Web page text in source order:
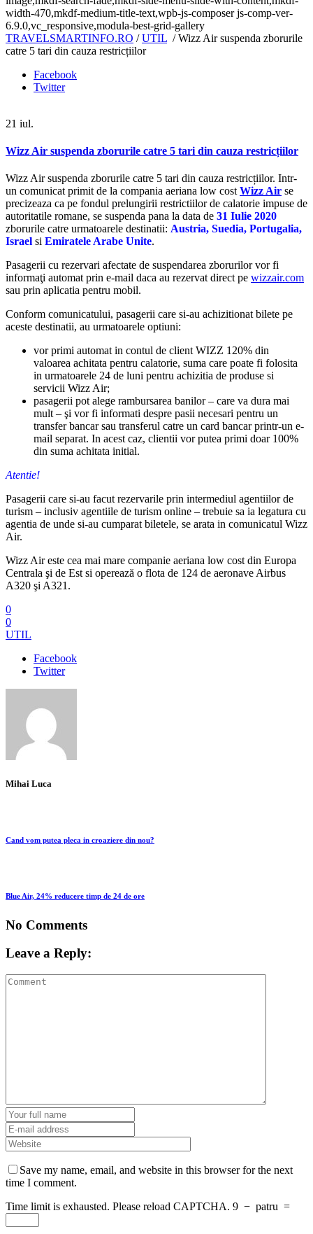
width-470,mkdf-medium-title-text,wpb-js-composer js-comp-ver-
6.9.0,vc_responsive,modula-best-grid-gallery
TRAVELSMARTINFO.RO /UTIL /Wizz Air suspenda zborurile
catre 5 tari din cauza restricțiilor
Facebook
Twitter
21 iul.
Wizz Air suspenda zborurile catre 5 tari din cauza restricțiilor
Wizz Air suspenda zborurile catre 5 tari din cauza restricțiilor. Intr-
un comunicat primit de la compania aeriana low cost Wizz Air se
precizeaza ca pe fondul prelungirii restrictiilor de calatorie impuse de
autoritatile romane, se suspenda pana la data de 31 Iulie 2020
zborurile catre urmatoarele destinatii: Austria, Suedia, Portugalia,
Israel si Emiratele Arabe Unite.
Pasagerii cu rezervari afectate de suspendarea zborurilor vor fi
informaţi automat prin e-mail daca au rezervat direct pe wizzair.com
sau prin aplicatia pentru mobil.
Conform comunicatului, pasagerii care si-au achizitionat bilete pe
aceste destinatii, au urmatoarele optiuni:
vor primi automat in contul de client WIZZ 120% din
valoarea achitata pentru calatorie, suma care poate fi folosita
in urmatoarele 24 de luni pentru achizitia de produse si
servicii Wizz Air;
pasagerii pot alege rambursarea banilor – care va dura mai
mult – şi vor fi informati despre pasii necesari pentru un
transfer bancar sau transferul catre un card bancar printr-un e-
mail separat. In acest caz, clientii vor putea primi doar 100%
din suma achitata initial.
Atentie!
Pasagerii care si-au facut rezervarile prin intermediul agentiilor de
turism – inclusiv agentiile de turism online – trebuie sa ia legatura cu
agentia de unde si-au cumparat biletele, se arata in comunicatul Wizz
Air.
Wizz Air este cea mai mare companie aeriana low cost din Europa
Centrala şi de Est si operează o flota de 124 de aeronave Airbus
A320 şi A321.
0
0
UTIL
Facebook
Twitter
Mihai Luca
Cand vom putea pleca in croaziere din nou?
Blue Air, 24% reducere timp de 24 de ore
No Comments
Leave a Reply:
Save my name, email, and website in this browser for the next
time I comment.
Time limit is exhausted. Please reload CAPTCHA. 9 − patru =